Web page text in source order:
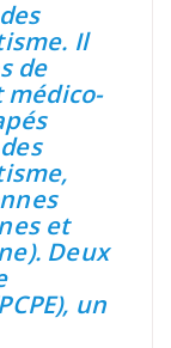
Il
de
médico-
et
Deux
un